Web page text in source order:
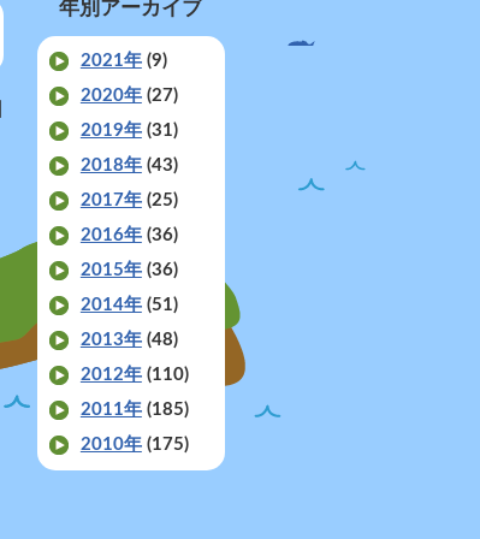
年別アーカイブ
2021年(9)
2020年(27)
2019年(31)
2018年(43)
2017年(25)
2016年(36)
2015年(36)
2014年(51)
2013年(48)
2012年(110)
2011年(185)
2010年(175)